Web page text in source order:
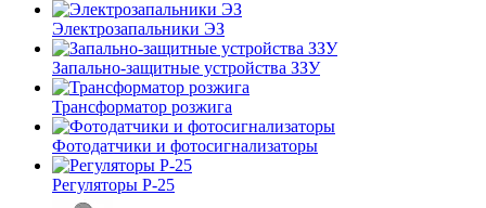
Электрозапальники ЭЗ
Запально-защитные устройства ЗЗУ
Трансформатор розжига
Фотодатчики и фотосигнализаторы
Регуляторы Р-25